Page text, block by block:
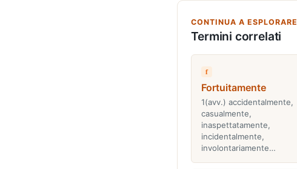
CONTINUA A ESPLORARE
Termini correlati
f
Fortuitamente
1(avv.) accidentalmente,
casualmente,
inaspettatamente,
incidentalmente,
involontariamente…